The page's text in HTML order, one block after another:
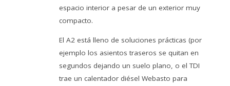
espacio interior a pesar de un exterior muy
compacto.
El A2 está lleno de soluciones prácticas (por
ejemplo los asientos traseros se quitan en
segundos dejando un suelo plano, o el TDI
trae un calentador diésel Webasto para